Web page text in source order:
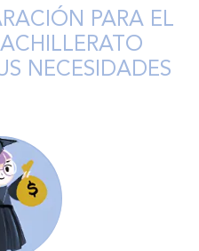
PARA EL
NECESIDADES